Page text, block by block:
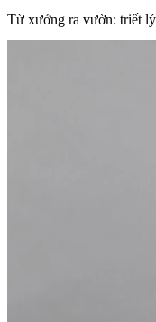
Từ xưởng ra vườn: triết